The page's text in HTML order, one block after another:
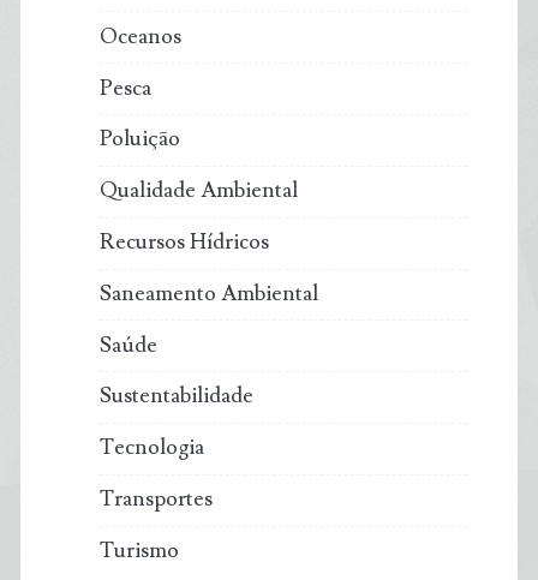
Oceanos
Pesca
Poluição
Qualidade Ambiental
Recursos Hídricos
Saneamento Ambiental
Saúde
Sustentabilidade
Tecnologia
Transportes
Turismo